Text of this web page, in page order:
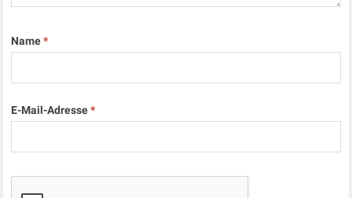
Name*
E-Mail-Adresse*